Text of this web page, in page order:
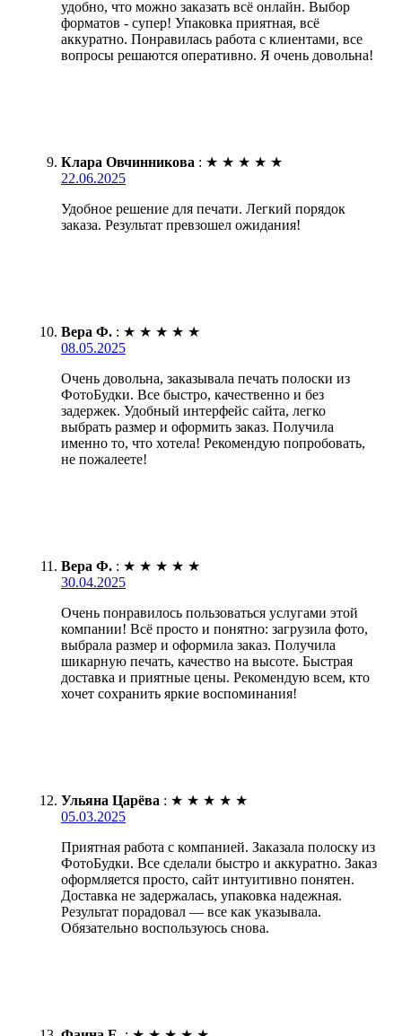
удобно, что можно заказать всё онлайн. Выбор
форматов - супер! Упаковка приятная, всё
аккуратно. Понравилась работа с клиентами, все
вопросы решаются оперативно. Я очень довольна!
Клара Овчинникова : ★ ★ ★ ★ ★
22.06.2025
Удобное решение для печати. Легкий порядок
заказа. Результат превзошел ожидания!
Вера Ф. : ★ ★ ★ ★ ★
08.05.2025
Очень довольна, заказывала печать полоски из
ФотоБудки. Все быстро, качественно и без
задержек. Удобный интерфейс сайта, легко
выбрать размер и оформить заказ. Получила
именно то, что хотела! Рекомендую попробовать,
не пожалеете!
Вера Ф. : ★ ★ ★ ★ ★
30.04.2025
Очень понравилось пользоваться услугами этой
компании! Всё просто и понятно: загрузила фото,
выбрала размер и оформила заказ. Получила
шикарную печать, качество на высоте. Быстрая
доставка и приятные цены. Рекомендую всем, кто
хочет сохранить яркие воспоминания!
Ульяна Царёва : ★ ★ ★ ★ ★
05.03.2025
Приятная работа с компанией. Заказала полоску из
ФотоБудки. Все сделали быстро и аккуратно. Заказ
оформляется просто, сайт интуитивно понятен.
Доставка не задержалась, упаковка надежная.
Результат порадовал — все как указывала.
Обязательно воспользуюсь снова.